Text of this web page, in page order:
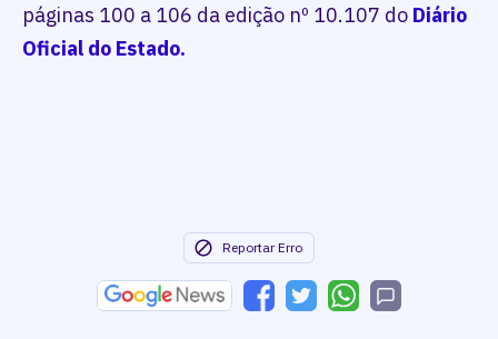
páginas 100 a 106 da edição nº 10.107 do Diário
Oficial do Estado.
Reportar Erro